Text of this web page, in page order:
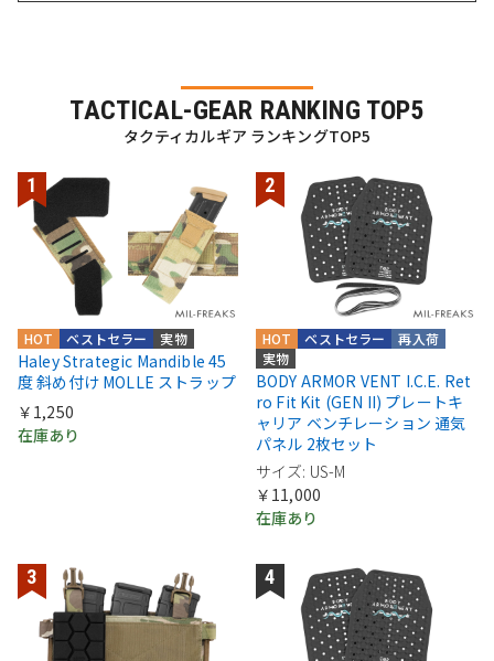
TACTICAL-GEAR RANKING TOP5
タクティカルギア ランキングTOP5
実物
ベストセラー
HOT
Haley Strategic Mandible 45
度 斜め付け MOLLE ストラップ
￥1,250
在庫あり
実物
再入荷
ベストセラー
HOT
BODY ARMOR VENT I.C.E. Ret
ro Fit Kit (GEN II) プレートキ
ャリア ベンチレーション 通気
パネル 2枚セット
サイズ: US-M
￥11,000
在庫あり